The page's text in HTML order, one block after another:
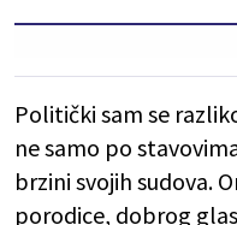
Politički sam se
ne samo po
brzini svojih sudova.
porodice, dobrog